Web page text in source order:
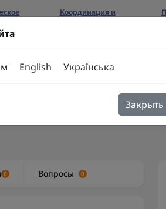
Координация и
English Українська
Закрыть
0 Вопросы 0